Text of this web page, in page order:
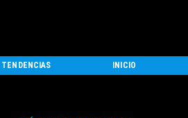
TENDENCIAS INICIO